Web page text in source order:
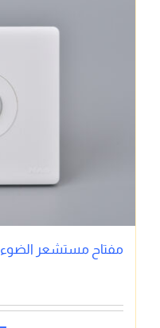
مفتاح مستشعر الضوء